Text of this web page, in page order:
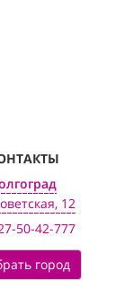
12
50-42-777
город